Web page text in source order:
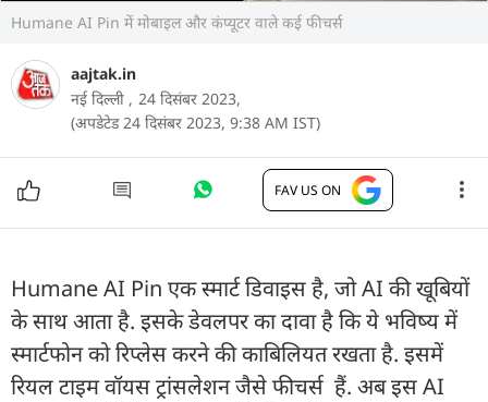
Humane AI Pin में मोबाइल और कंप्यूटर वाले कई फीचर्स
aajtak.in
नई दिल्ली , 24 दिसंबर 2023,
(अपडेटेड 24 दिसंबर 2023, 9:38 AM IST)
FAV US ON
Humane AI Pin एक स्मार्ट डिवाइस है, जो AI की खूबियों
के साथ आता है. इसके डेवलपर का दावा है कि ये भविष्य में
स्मार्टफोन को रिप्लेस करने की काबिलियत रखता है. इसमें
रियल टाइम वॉयस ट्रांसलेशन जैसे फीचर्स हैं. अब इस AI